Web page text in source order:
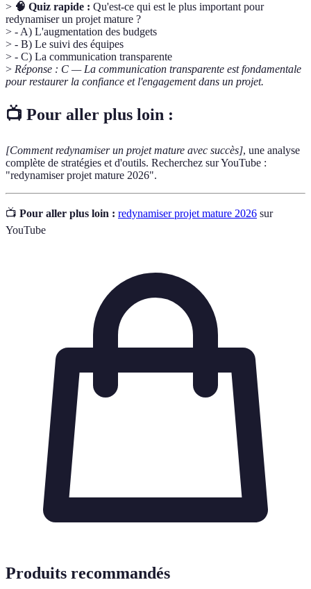
> 🧠 Quiz rapide : Qu'est-ce qui est le plus important pour
redynamiser un projet mature ?
> - A) L'augmentation des budgets
> - B) Le suivi des équipes
> - C) La communication transparente
> Réponse : C — La communication transparente est fondamentale
pour restaurer la confiance et l'engagement dans un projet.
📺 Pour aller plus loin :
[Comment redynamiser un projet mature avec succès], une analyse
complète de stratégies et d'outils. Recherchez sur YouTube :
"redynamiser projet mature 2026".
📺 Pour aller plus loin : redynamiser projet mature 2026 sur
YouTube
Produits recommandés